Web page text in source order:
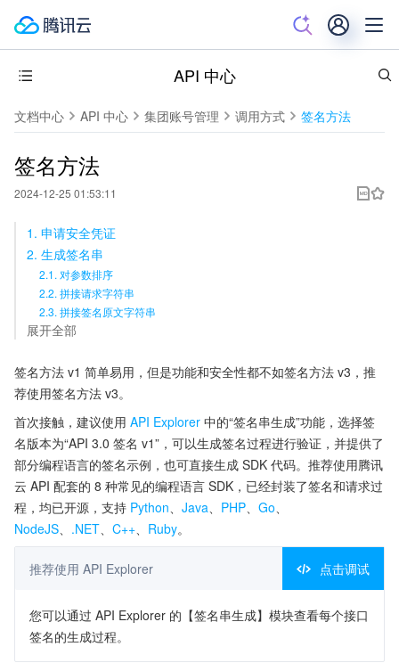
API 中心
文档中心 API 中心 集团账号管理 调用方式 签名方法
签名方法
2024-12-25 01:53:11
1. 申请安全凭证
2. 生成签名串
2.1. 对参数排序
2.2. 拼接请求字符串
2.3. 拼接签名原文字符串
展开全部
签名方法 v1 简单易用，但是功能和安全性都不如签名方法 v3，推
荐使用签名方法 v3。
首次接触，建议使用 API Explorer 中的“签名串生成”功能，选择签
名版本为“API 3.0 签名 v1”，可以生成签名过程进行验证，并提供了
部分编程语言的签名示例，也可直接生成 SDK 代码。推荐使用腾讯
云 API 配套的 8 种常见的编程语言 SDK，已经封装了签名和请求过
程，均已开源，支持 Python、 Java、 PHP、 Go、
NodeJS、 .NET、 C++、 Ruby。
推荐使用 API Explorer 点击调试
您可以通过 API Explorer 的【签名串生成】模块查看每个接口
签名的生成过程。